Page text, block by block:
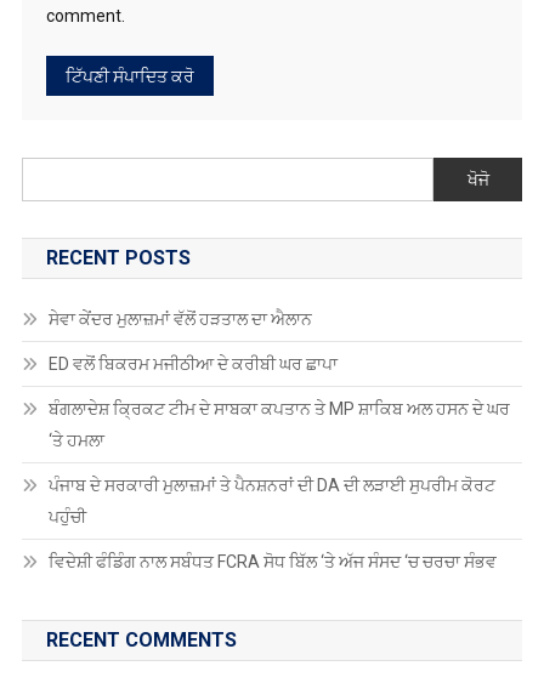
comment.
ਖੋਜੋ
RECENT POSTS
ਸੇਵਾ ਕੇਂਦਰ ਮੁਲਾਜ਼ਮਾਂ ਵੱਲੋਂ ਹੜਤਾਲ ਦਾ ਐਲਾਨ
ED ਵਲੋਂ ਬਿਕਰਮ ਮਜੀਠੀਆ ਦੇ ਕਰੀਬੀ ਘਰ ਛਾਪਾ
ਬੰਗਲਾਦੇਸ਼ ਕ੍ਰਿਕਟ ਟੀਮ ਦੇ ਸਾਬਕਾ ਕਪਤਾਨ ਤੇ MP ਸ਼ਾਕਿਬ ਅਲ ਹਸਨ ਦੇ ਘਰ
‘ਤੇ ਹਮਲਾ
ਪੰਜਾਬ ਦੇ ਸਰਕਾਰੀ ਮੁਲਾਜ਼ਮਾਂ ਤੇ ਪੈਨਸ਼ਨਰਾਂ ਦੀ DA ਦੀ ਲੜਾਈ ਸੁਪਰੀਮ ਕੋਰਟ
ਪਹੁੰਚੀ
ਵਿਦੇਸ਼ੀ ਫੰਡਿੰਗ ਨਾਲ ਸਬੰਧਤ FCRA ਸੋਧ ਬਿੱਲ ‘ਤੇ ਅੱਜ ਸੰਸਦ ‘ਚ ਚਰਚਾ ਸੰਭਵ
RECENT COMMENTS